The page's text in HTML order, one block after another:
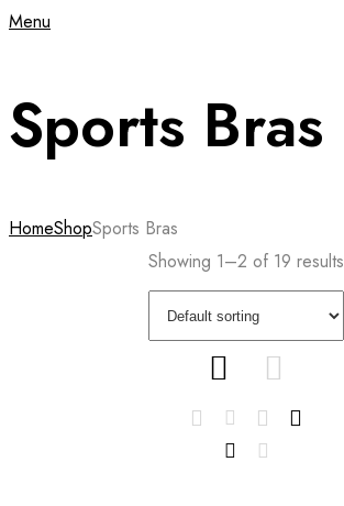
Menu
Sports Bras
HomeShopSports Bras
Showing 1–2 of 19 results